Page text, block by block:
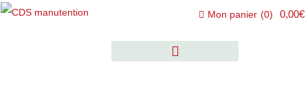
Mon panier (0) 0,00€